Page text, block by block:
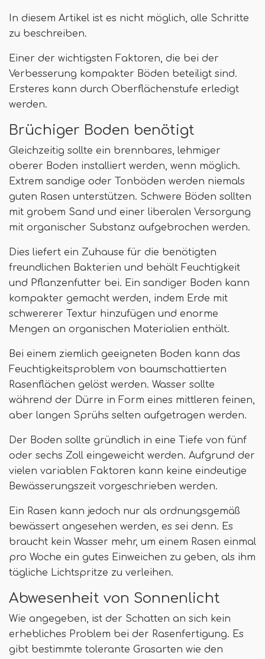
In diesem Artikel ist es nicht möglich, alle Schritte
zu beschreiben.
Einer der wichtigsten Faktoren, die bei der
Verbesserung kompakter Böden beteiligt sind.
Ersteres kann durch Oberflächenstufe erledigt
werden.
Brüchiger Boden benötigt
Gleichzeitig sollte ein brennbares, lehmiger
oberer Boden installiert werden, wenn möglich.
Extrem sandige oder Tonböden werden niemals
guten Rasen unterstützen. Schwere Böden sollten
mit grobem Sand und einer liberalen Versorgung
mit organischer Substanz aufgebrochen werden.
Dies liefert ein Zuhause für die benötigten
freundlichen Bakterien und behält Feuchtigkeit
und Pflanzenfutter bei. Ein sandiger Boden kann
kompakter gemacht werden, indem Erde mit
schwererer Textur hinzufügen und enorme
Mengen an organischen Materialien enthält.
Bei einem ziemlich geeigneten Boden kann das
Feuchtigkeitsproblem von baumschattierten
Rasenflächen gelöst werden. Wasser sollte
während der Dürre in Form eines mittleren feinen,
aber langen Sprühs selten aufgetragen werden.
Der Boden sollte gründlich in eine Tiefe von fünf
oder sechs Zoll eingeweicht werden. Aufgrund der
vielen variablen Faktoren kann keine eindeutige
Bewässerungszeit vorgeschrieben werden.
Ein Rasen kann jedoch nur als ordnungsgemäß
bewässert angesehen werden, es sei denn. Es
braucht kein Wasser mehr, um einem Rasen einmal
pro Woche ein gutes Einweichen zu geben, als ihm
tägliche Lichtspritze zu verleihen.
Abwesenheit von Sonnenlicht
Wie angegeben, ist der Schatten an sich kein
erhebliches Problem bei der Rasenfertigung. Es
gibt bestimmte tolerante Grasarten wie den